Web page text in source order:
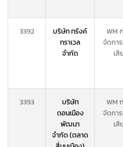
3392
บริษัท ทรังค์
ทราเวล
จำกัด
WM
จัดกา
เสี
3393
บริษัท
ดอนเมือง
พัฒนา
จำกัด (ตลาด
WM
จัดกา
เสี